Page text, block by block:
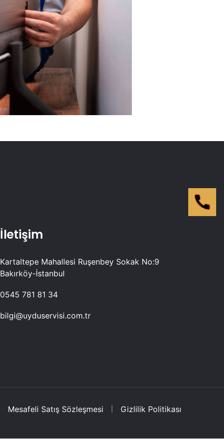
İletişim
Kartaltepe Mahallesi Ruşenbey Sokak No:9
Bakırköy-İstanbul
0545 781 81 34
bilgi@uyduservisi.com.tr
Mesafeli Satış Sözleşmesi Gizlilik Politikası